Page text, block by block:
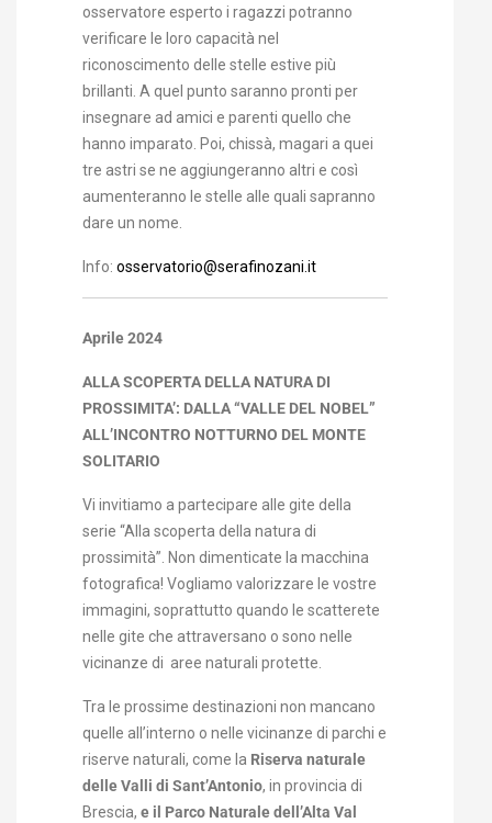
osservatore esperto i ragazzi potranno
verificare le loro capacità nel
riconoscimento delle stelle estive più
brillanti. A quel punto saranno pronti per
insegnare ad amici e parenti quello che
hanno imparato. Poi, chissà, magari a quei
tre astri se ne aggiungeranno altri e così
aumenteranno le stelle alle quali sapranno
dare un nome.
Info: osservatorio@serafinozani.it
Aprile 2024
ALLA SCOPERTA DELLA NATURA DI
PROSSIMITA’: DALLA “VALLE DEL NOBEL”
ALL’INCONTRO NOTTURNO DEL MONTE
SOLITARIO
Vi invitiamo a partecipare alle gite della
serie “Alla scoperta della natura di
prossimità”. Non dimenticate la macchina
fotografica! Vogliamo valorizzare le vostre
immagini, soprattutto quando le scatterete
nelle gite che attraversano o sono nelle
vicinanze di aree naturali protette.
Tra le prossime destinazioni non mancano
quelle all’interno o nelle vicinanze di parchi e
riserve naturali, come la Riserva naturale
delle Valli di Sant’Antonio, in provincia di
Brescia, e il Parco Naturale dell’Alta Val